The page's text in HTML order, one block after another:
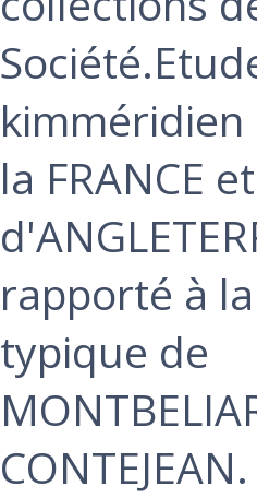
kimméridien
la FRANCE et
rapporté à
typique de